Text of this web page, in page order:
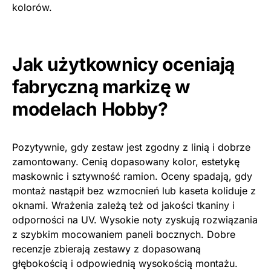
kolorów.
Jak użytkownicy oceniają
fabryczną markizę w
modelach Hobby?
Pozytywnie, gdy zestaw jest zgodny z linią i dobrze
zamontowany. Cenią dopasowany kolor, estetykę
maskownic i sztywność ramion. Oceny spadają, gdy
montaż nastąpił bez wzmocnień lub kaseta koliduje z
oknami. Wrażenia zależą też od jakości tkaniny i
odporności na UV. Wysokie noty zyskują rozwiązania
z szybkim mocowaniem paneli bocznych. Dobre
recenzje zbierają zestawy z dopasowaną
głębokością i odpowiednią wysokością montażu.